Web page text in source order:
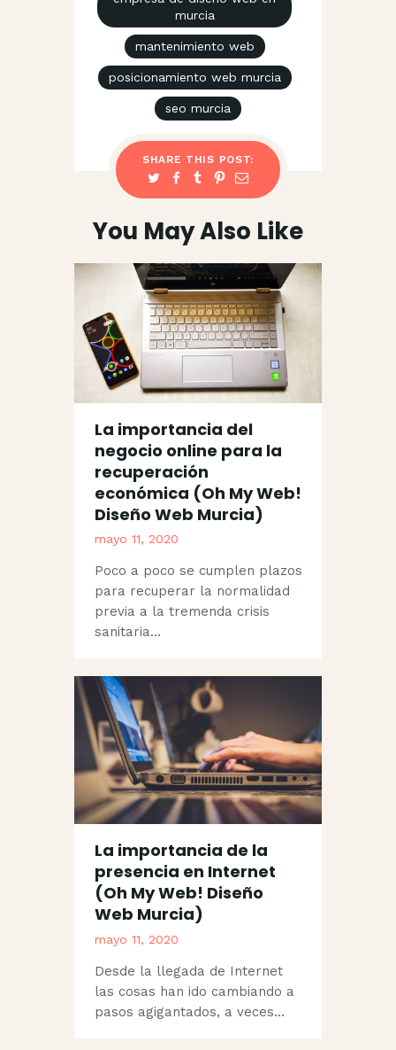
murcia
mantenimiento web
posicionamiento web murcia
seo murcia
SHARE THIS POST:
You May Also Like
La importancia del
negocio online para la
recuperación
económica (Oh My Web!
Diseño Web Murcia)
mayo 11, 2020
Poco a poco se cumplen plazos
para recuperar la normalidad
previa a la tremenda crisis
sanitaria…
La importancia de la
presencia en Internet
(Oh My Web! Diseño
Web Murcia)
mayo 11, 2020
Desde la llegada de Internet
las cosas han ido cambiando a
pasos agigantados, a veces…